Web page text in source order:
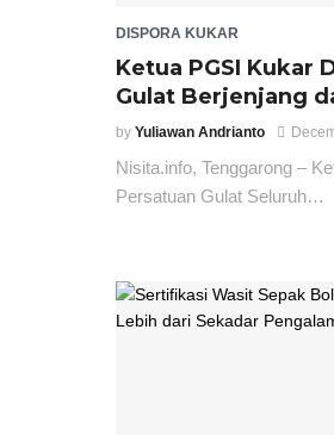
DISPORA KUKAR
Ketua PGSI Kukar
Gulat Berjenjang
by Yuliawan Andrianto
Nisita.info, Tenggarong –
Persatuan Gulat Seluruh…